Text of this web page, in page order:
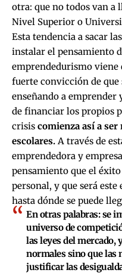
otra: que no todos van a
Nivel Superior o
Esta tendencia a sacar
instalar el pensamiento
emprendedurismo viene
fuerte convicción de que
enseñando a emprender
de financiar los propios
crisis comienza así a
escolares. A través de
emprendedora y
pensamiento que el
personal, y que será
hasta dónde se puede
En otras palabras: se
universo de
las leyes del mercado,
normales sino que las
justificar las